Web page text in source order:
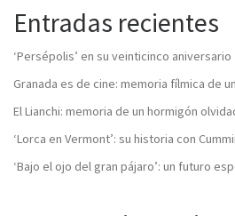
Entradas recientes
‘Persépolis’ en su veinticinco aniversario
Granada es de cine: memoria fílmica de
El Lianchi: memoria de un hormigón
‘Lorca en Vermont’: su historia con
‘Bajo el ojo del gran pájaro’: un futuro